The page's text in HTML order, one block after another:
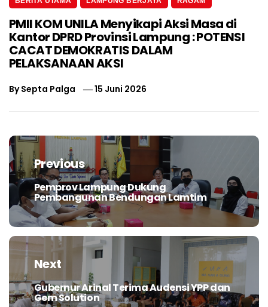
PMII KOM UNILA Menyikapi Aksi Masa di
Kantor DPRD Provinsi Lampung : POTENSI
CACAT DEMOKRATIS DALAM
PELAKSANAAN AKSI
BySepta Palga 15 Juni 2026
Navigasi
posPrevious
Previous
post:
Pemprov Lampung Dukung
Pembangunan Bendungan Lamtim
Next
Next
post:
Gubernur Arinal Terima Audensi YPP dan
Gem Solution